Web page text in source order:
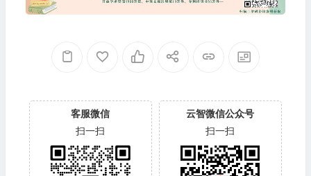
客服微信
扫一扫
云智微信公众号
扫一扫